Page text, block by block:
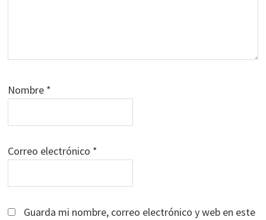
Nombre *
Correo electrónico *
Guarda mi nombre, correo electrónico y web en este